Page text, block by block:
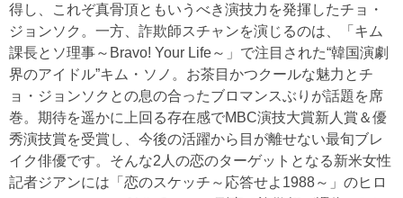
得し、これぞ真骨頂ともいうべき演技力を発揮したチョ・
ジョンソク。一方、詐欺師スチャンを演じるのは、「キム
課長とソ理事～Bravo! Your Life～」で注目された“韓国演劇
界のアイドル”キム・ソノ。お茶目かつクールな魅力とチ
ョ・ジョンソクとの息の合ったブロマンスぶりが話題を席
巻。期待を遥かに上回る存在感でMBC演技大賞新人賞＆優
秀演技賞を受賞し、今後の活躍から目が離せない最旬ブレ
イク俳優です。そんな2人の恋のターゲットとなる新米女性
記者ジアンには「恋のスケッチ～応答せよ1988～」のヒロ